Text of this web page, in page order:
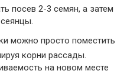
посев 2-3 семян, а затем
можно просто поместить
корни рассады.
на новом месте